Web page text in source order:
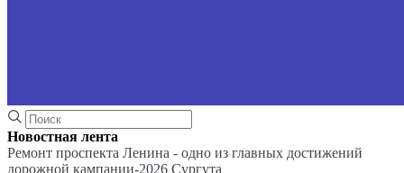
Новостная лента
Ремонт проспекта Ленина - одно из главных достижений
дорожной кампании-2026 Сургута